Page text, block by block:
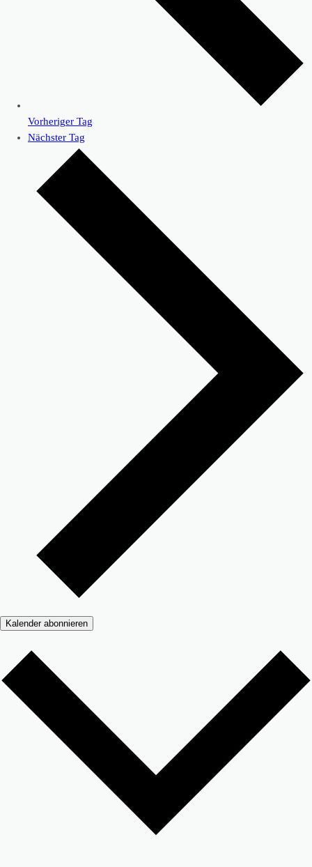
Vorheriger Tag
Nächster Tag
Kalender abonnieren